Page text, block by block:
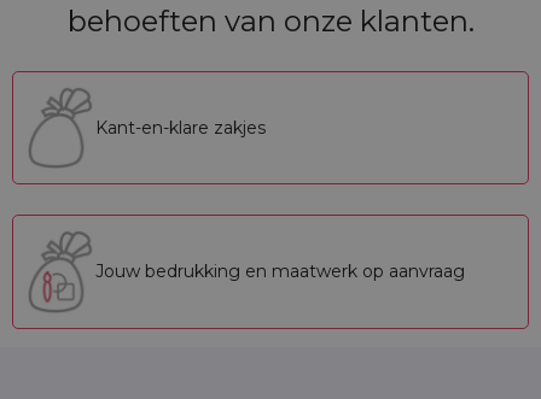
behoeften van onze klanten.
Kant-en-klare zakjes
Jouw bedrukking en maatwerk op aanvraag